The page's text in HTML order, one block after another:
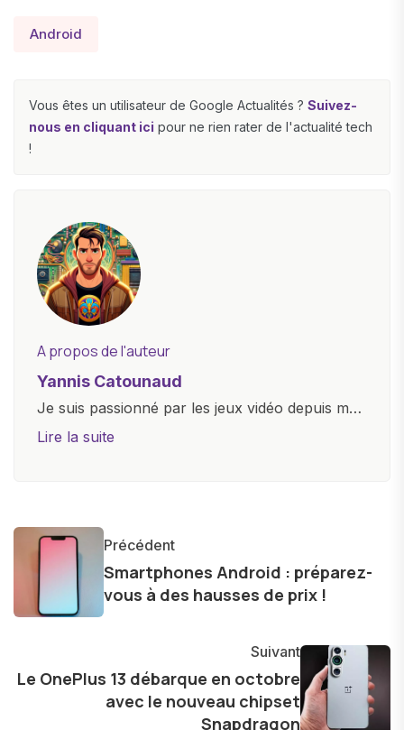
Android
Vous êtes un utilisateur de Google Actualités ? Suivez-
nous en cliquant ici pour ne rien rater de l'actualité tech
!
A propos de l'auteur
Yannis Catounaud
Je suis passionné par les jeux vidéo depuis mon
plus jeune âge. Mon amour pour l'univers
et bien d'autres gadgets technologiques. Armé
d'une curiosité insatiable, j'aime dévoiler les
dernières tendances et innovations, partageant
avec enthousiasme mes découvertes avec la
l'exploration constante des frontières de la
technologie me permet de présenter aux
lecteurs un aperçu captivant de ce que le futur
Lire la suite
Précédent
Smartphones Android : préparez-
vous à des hausses de prix !
Suivant
Le OnePlus 13 débarque en octobre
avec le nouveau chipset
Snapdragon